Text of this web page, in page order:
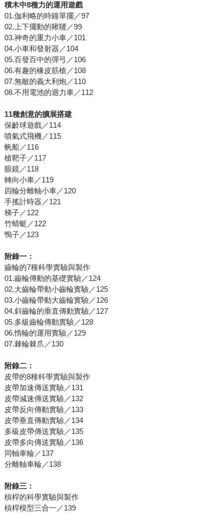
積木中8種力的運用遊戲
01.伽利略的時鐘單擺／97
02.上下擺動的鞦韆／99
03.神奇的重力小車／101
04.小車和發射器／104
05.百發百中的彈弓／106
06.有趣的橡皮筋槍／108
07.無敵的義大利炮／110
08.不用電池的迴力車／112
11種創意的擴展搭建
保齡球遊戲／114
噴氣式飛機／115
帆船／116
槍靶子／117
眼鏡／118
轉向小車／119
四輪分離軸小車／120
手搖計時器／121
梯子／122
竹蜻蜓／122
鴨子／123
附錄一：
齒輪的7種科學實驗與製作
01.齒輪傳動的基礎實驗／124
02.大齒輪帶動小齒輪實驗／125
03.小齒輪帶動大齒輪實驗／126
04.斜齒輪的垂直傳動實驗／127
05.多級齒輪傳動實驗／128
06.惰輪的運用實驗／129
07.棘輪棘爪／130
附錄二：
皮帶的8種科學實驗與製作
皮帶加速傳送實驗／131
皮帶減速傳送實驗／132
皮帶反向傳動實驗／133
皮帶垂直傳動實驗／134
多級皮帶傳送實驗／135
皮帶多向傳送實驗／136
同軸車輪／137
分離軸車輪／138
附錄三：
槓桿的科學實驗與製作
槓桿模型三合一／139